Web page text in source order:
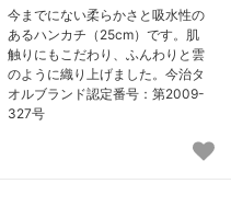
今までにない柔らかさと吸水性の
あるハンカチ（25cm）です。肌
触りにもこだわり、ふんわりと雲
のように織り上げました。今治タ
オルブランド認定番号：第2009-
327号